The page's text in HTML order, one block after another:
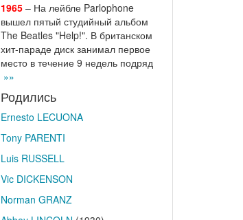
1965– На лейбле Parlophone
вышел пятый студийный альбом
The Beatles "Help!". В британском
хит-параде диск занимал первое
место в течение 9 недель подряд
»»
Родились
Ernesto LECUONA
Tony PARENTI
Luis RUSSELL
Vic DICKENSON
Norman GRANZ